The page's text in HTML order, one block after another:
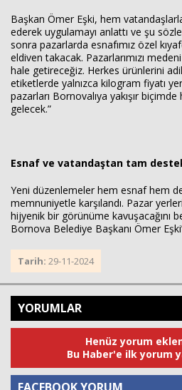
Başkan Ömer Eşki, hem
ederek uygulamayı anlattı ve şu
sonra pazarlarda esnafımız özel
eldiven takacak. Pazarlarımızı
hale getireceğiz. Herkes ürünlerini
etiketlerde yalnızca kilogram fiyatı
pazarları Bornovalıya yakışır
gelecek.”
Esnaf ve vatandaştan tam
Yeni düzenlemeler hem esnaf hem
memnuniyetle karşılandı. Pazar
hijyenik bir görünüme kavuşacağını
Bornova Belediye Başkanı Ömer
Tarih: 29-11-2024
YORUMLAR
Henüz yorum
Bu Haber'e ilk yorum